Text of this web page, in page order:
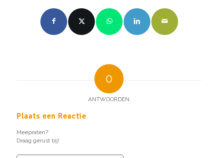
0
ANTWOORDEN
Plaats een Reactie
Meepraten?
Draag gerust bij!